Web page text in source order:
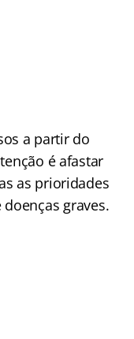
a partir do
é afastar
as prioridades
graves.